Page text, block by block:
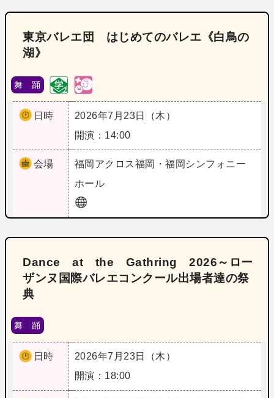
東京バレエ団 はじめてのバレエ《白鳥の
湖》
舞 踊
日時
2026年7月23日（木）
開演：14:00
会場 福岡 アクロス福岡・福岡シンフォニー
ホール
Dance at the Gathring 2026～ロー
ザンヌ国際バレエコンクール出場者達の祭
典
舞 踊
日時
2026年7月23日（木）
開演：18:00